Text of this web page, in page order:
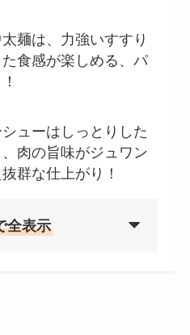
麺は、力強いすすり
食感が楽しめる、パ
ューはしっとりした
肉の旨味がジュワン
群な仕上がり！
全表示